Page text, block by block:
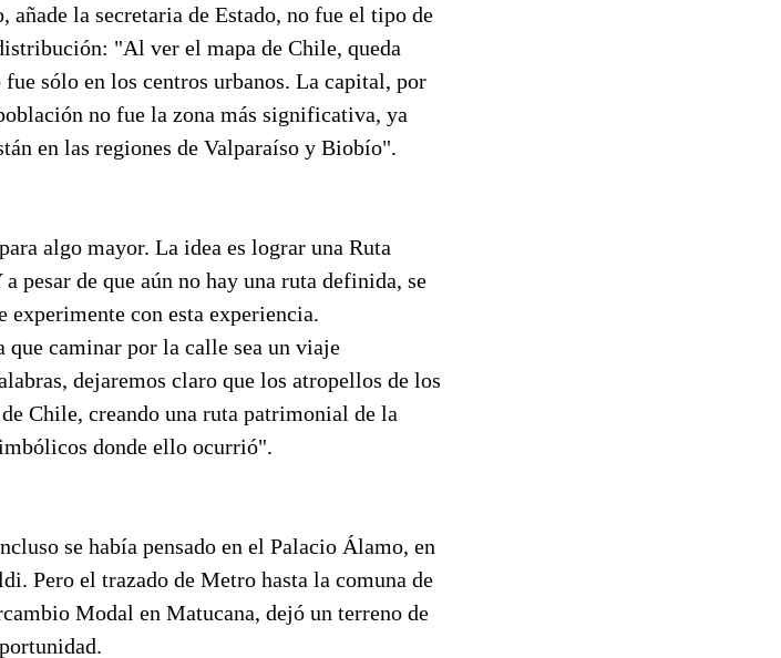
añade la secretaria de Estado, no fue el tipo de
"Al ver el mapa de Chile, queda
sólo en los centros urbanos. La capital, por
no fue la zona más significativa, ya
en las regiones de Valparaíso y Biobío".
algo mayor. La idea es lograr una Ruta
pesar de que aún no hay una ruta definida, se
experimente con esta experiencia.
que caminar por la calle sea un viaje
dejaremos claro que los atropellos de los
Chile, creando una ruta patrimonial de la
donde ello ocurrió".
se había pensado en el Palacio Álamo, en
Pero el trazado de Metro hasta la comuna de
Modal en Matucana, dejó un terreno de